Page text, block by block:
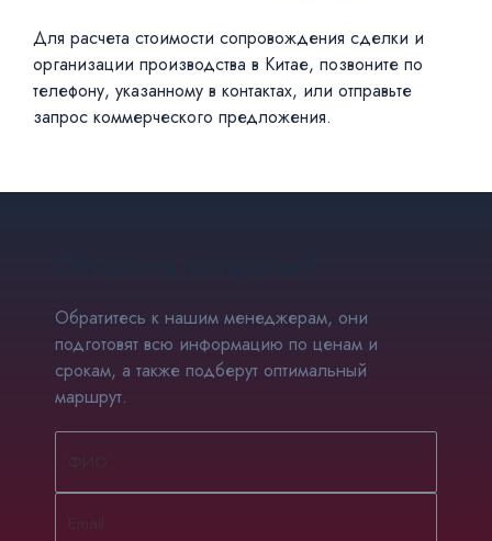
Обратитесь к нашим менеджерам, они
подготовят всю информацию по ценам и
срокам, а также подберут оптимальный
маршрут.
Для расчета стоимости сопровождения сделки и
организации производства в Китае, позвоните по
телефону, указанному в контактах, или отправьте
запрос коммерческого предложения.